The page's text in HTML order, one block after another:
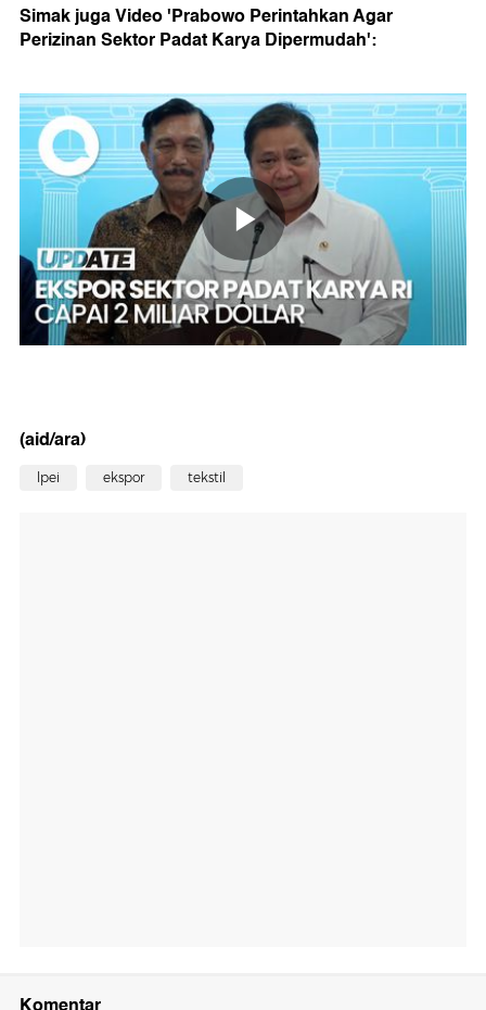
Simak juga Video 'Prabowo Perintahkan Agar
Perizinan Sektor Padat Karya Dipermudah':
(aid/ara)
lpei ekspor tekstil